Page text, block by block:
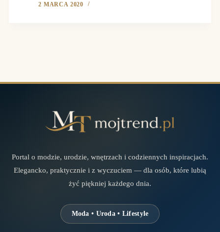
2 MARCA 2020
Portal o modzie, urodzie, wnętrzach i codziennych inspiracjach.
Elegancko, praktycznie i z wyczuciem — dla osób, które lubią
żyć piękniej każdego dnia.
Moda • Uroda • Lifestyle